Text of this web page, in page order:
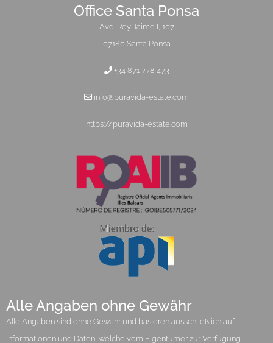
Office Santa Ponsa
Avd. Rey Jaime I, 107
07180 Santa Ponsa
+34 871 778 473
info@puravida-estate.com
https://puravida-estate.com
Alle Angaben ohne Gewähr
Alle Angaben sind ohne Gewähr und basieren ausschließlich auf
Informationen und Daten, welche vom Eigentümer zur Verfügung